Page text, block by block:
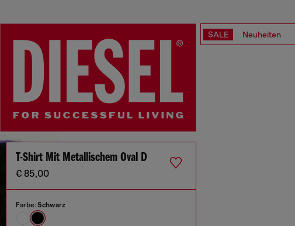
SALE Neuheiten
T-Shirt Mit Metallischem Oval D
€ 85,00
Farbe: Schwarz